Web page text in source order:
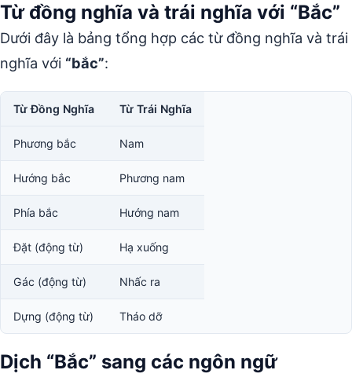
Từ đồng nghĩa và trái nghĩa với “Bắc”
Dưới đây là bảng tổng hợp các từ đồng nghĩa và trái
nghĩa với “bắc”:
Từ Đồng Nghĩa Từ Trái Nghĩa
Phương bắc Nam
Hướng bắc Phương nam
Phía bắc Hướng nam
Đặt (động từ) Hạ xuống
Gác (động từ) Nhấc ra
Dựng (động từ) Tháo dỡ
Dịch “Bắc” sang các ngôn ngữ